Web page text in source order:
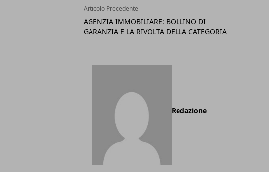
Articolo Precedente
AGENZIA IMMOBILIARE: BOLLINO DI
GARANZIA E LA RIVOLTA DELLA CATEGORIA
Redazione